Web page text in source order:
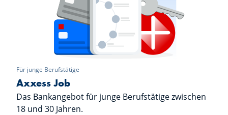
Für junge Berufstätige
Axxess Job
Das Bankangebot für junge Berufstätige zwischen
18 und 30 Jahren.